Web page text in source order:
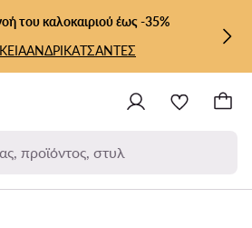
ΠΕΡΙΕΧΌΜΕΝΟ
του καλοκαιριού έως -35%
ΑΝΔΡΙΚΑΤΣΑΝΤΕΣ
προϊόντος, στυλ